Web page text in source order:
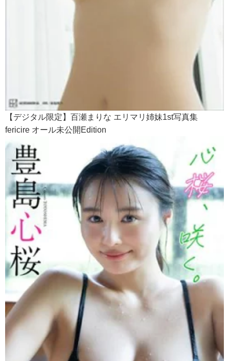
【デジタル限定】百瀬まりな エリマリ姉妹1st写真集
fericire オール未公開Edition